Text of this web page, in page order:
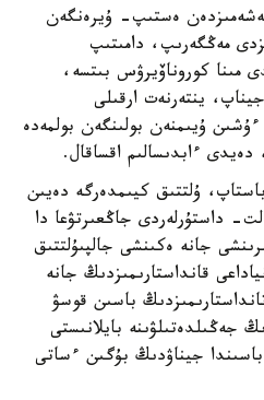
ەستىپ- ۇيرەنگەن
مەڭگەرىپ، دامىتىپ
مىنا كوروناۆيرۋس بىتسە،
ينتەرنەت ارقىلى
ءۇشىن ۇيىمنەن بولىنگەن بولمەدە
ءابدىسالىم اقساقال.
ۇلتتىق كيىمدەرگە دەيىن
داستۇرلەردى جاڭعىرتۋعا دا
جانە ەكىنشى جالپىۇلتتىق
قانداستارىمىزدىڭ جانە
باسىن قوسۋ
جەڭىلدەتىلۋىنە بايلانىستى
جيناۋدىڭ بۇگىن ءساتى